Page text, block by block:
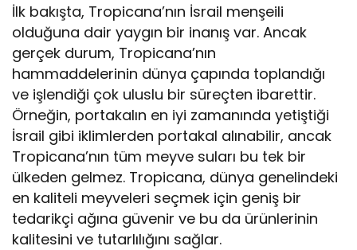
İlk bakışta, Tropicana’nın İsrail menşeili
olduğuna dair yaygın bir inanış var. Ancak
gerçek durum, Tropicana’nın
hammaddelerinin dünya çapında toplandığı
ve işlendiği çok uluslu bir süreçten ibarettir.
Örneğin, portakalın en iyi zamanında yetiştiği
İsrail gibi iklimlerden portakal alınabilir, ancak
Tropicana’nın tüm meyve suları bu tek bir
ülkeden gelmez. Tropicana, dünya genelindeki
en kaliteli meyveleri seçmek için geniş bir
tedarikçi ağına güvenir ve bu da ürünlerinin
kalitesini ve tutarlılığını sağlar.